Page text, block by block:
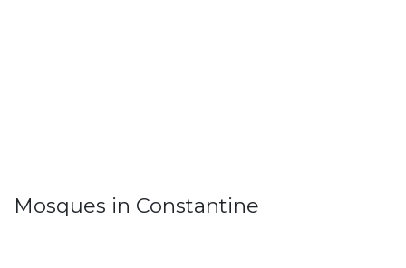
Mosques in Constantine